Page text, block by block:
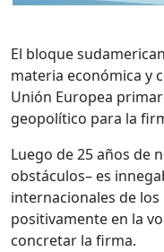
El bloque
materia económica y
Unión Europea
geopolítico para la
Luego de 25 años de
obstáculos– es
internacionales de
positivamente en la
concretar la firma.